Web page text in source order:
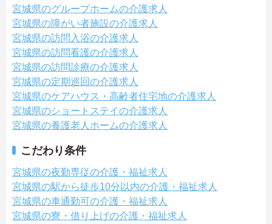
宮城県のグループホームの介護求人
宮城県の障がい者施設の介護求人
宮城県の訪問入浴の介護求人
宮城県の訪問看護の介護求人
宮城県の訪問診療の介護求人
宮城県の定期巡回の介護求人
宮城県のケアハウス・高齢者住宅地の介護求人
宮城県のショートステイの介護求人
宮城県の養護老人ホームの介護求人
こだわり条件
宮城県の夜勤専従の介護・福祉求人
宮城県の駅から徒歩10分以内の介護・福祉求人
宮城県の車通勤可の介護・福祉求人
宮城県の寮・借り上げの介護・福祉求人